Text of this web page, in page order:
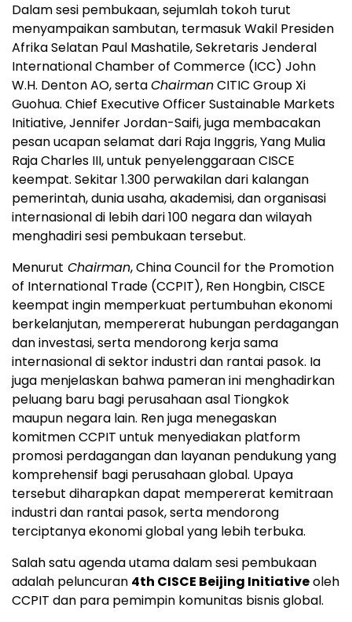
Dalam sesi pembukaan, sejumlah tokoh turut
menyampaikan sambutan, termasuk Wakil Presiden
Afrika Selatan Paul Mashatile, Sekretaris Jenderal
International Chamber of Commerce (ICC) John
W.H. Denton AO, sertaChairmanCITIC Group Xi
Guohua. Chief Executive Officer Sustainable Markets
Initiative, Jennifer Jordan-Saifi, juga membacakan
pesan ucapan selamat dari Raja Inggris, Yang Mulia
Raja Charles III, untuk penyelenggaraan CISCE
keempat. Sekitar 1.300 perwakilan dari kalangan
pemerintah, dunia usaha, akademisi, dan organisasi
internasional di lebih dari 100 negara dan wilayah
menghadiri sesi pembukaan tersebut.
Menurut Chairman, China Council for the Promotion
of International Trade (CCPIT), Ren Hongbin, CISCE
keempat ingin memperkuat pertumbuhan ekonomi
berkelanjutan, mempererat hubungan perdagangan
dan investasi, serta mendorong kerja sama
internasional di sektor industri dan rantai pasok. Ia
juga menjelaskan bahwa pameran ini menghadirkan
peluang baru bagi perusahaan asal Tiongkok
maupun negara lain. Ren juga menegaskan
komitmen CCPIT untuk menyediakan platform
promosi perdagangan dan layanan pendukung yang
komprehensif bagi perusahaan global. Upaya
tersebut diharapkan dapat mempererat kemitraan
industri dan rantai pasok, serta mendorong
terciptanya ekonomi global yang lebih terbuka.
Salah satu agenda utama dalam sesi pembukaan
adalah peluncuran 4th CISCE Beijing Initiativeoleh
CCPIT dan para pemimpin komunitas bisnis global.